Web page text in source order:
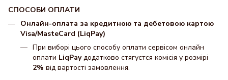
СПОСОБИ ОПЛАТИ
Онлайн-оплата за кредитною та дебетовою картою
Visa/MasteCard (LiqPay)
При виборі цього способу оплати сервісом онлайн
оплати LiqPayдодатково стягуєтся комісія у розмірі
2% від вартості замовлення.